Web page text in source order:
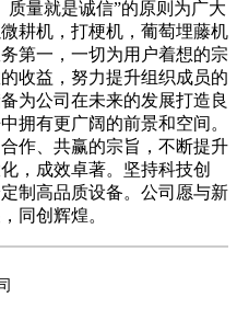
量就是诚信”的原则为广大
耕机，打梗机，葡萄埋藤机
第一，一切为用户着想的宗
收益，努力提升组织成员的
为公司在未来的发展打造良
拥有更广阔的前景和空间。
作、共赢的宗旨，不断提升
，成效卓著。坚持科技创
制高品质设备。公司愿与新
同创辉煌。